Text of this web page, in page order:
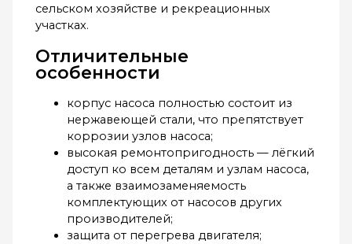
сельском хозяйстве и рекреационных
участках.
Отличительные
особенности
корпус насоса полностью состоит из
нержавеющей стали, что препятствует
коррозии узлов насоса;
высокая ремонтопригодность — лёгкий
доступ ко всем деталям и узлам насоса,
а также взаимозаменяемость
комплектующих от насосов других
производителей;
защита от перегрева двигателя;